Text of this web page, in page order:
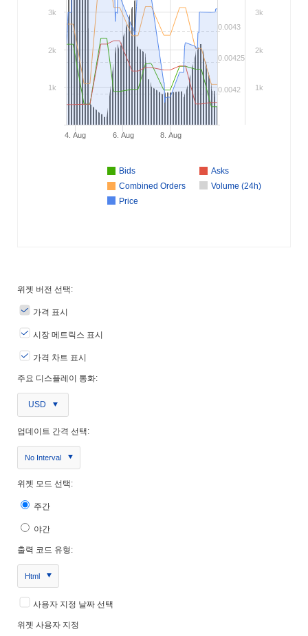
Bids
Asks
Combined Orders
Volume (24h)
Price
4. Aug 6. Aug 8. Aug
0.0042
0.00425
0.0043
1k
2k
3k
1k
2k
3k
위젯 버전 선택:
가격 표시
시장 메트릭스 표시
가격 차트 표시
주요 디스플레이 통화:
USD
업데이트 간격 선택:
No Interval
위젯 모드 선택:
주간
야간
출력 코드 유형:
Html
사용자 지정 날짜 선택
위젯 사용자 지정